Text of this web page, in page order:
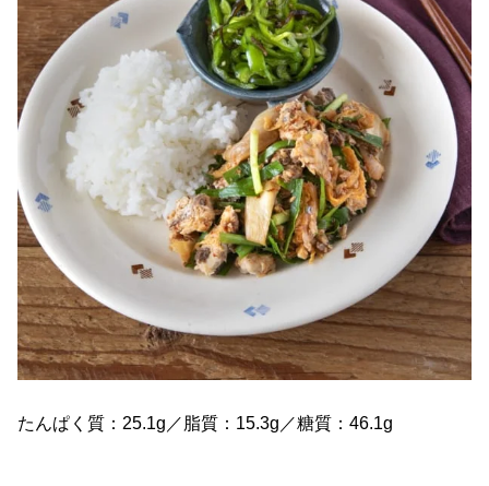
たんぱく質：25.1g／脂質：15.3g／糖質：46.1g